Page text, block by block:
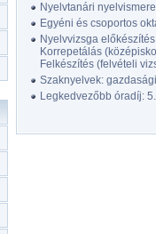
Nyelvtanári
Egyéni és csoportos
Nyelvvizsga
Korrepetálás
Felkészítés (felvételi
Szaknyelvek:
Legkedvezőbb óradíj: